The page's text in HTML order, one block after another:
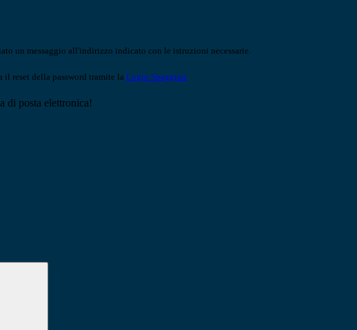
un messaggio all'indirizzo indicato con le istruzioni necessarie.
il reset della password tramite la Login Spaggiari
di posta elettronica!